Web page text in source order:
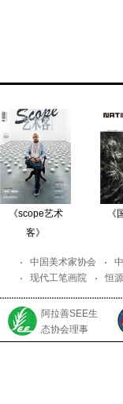
《scope艺术
客》
《
中国美术家协会
现代工笔画院
恒
阿拉善SEE生
态协会理事